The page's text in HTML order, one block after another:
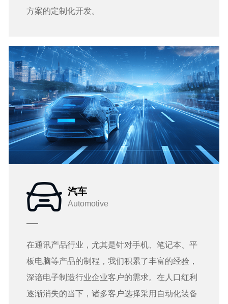
方案的定制化开发。
汽车
Automotive
在通讯产品行业，尤其是针对手机、笔记本、平
板电脑等产品的制程，我们积累了丰富的经验，
深谙电子制造行业企业客户的需求。在人口红利
逐渐消失的当下，诸多客户选择采用自动化装备